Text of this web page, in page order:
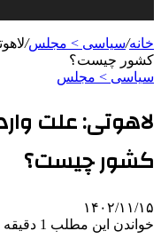
خانه/سیاسی > مجلس/
کشور چیست؟
سیاسی > مجلس
لاهوتی: علت
کشور چیست؟
۱۴۰۲/۱۱/۱۵
خواندن این مطلب 1 دقیقه زمان میبرد